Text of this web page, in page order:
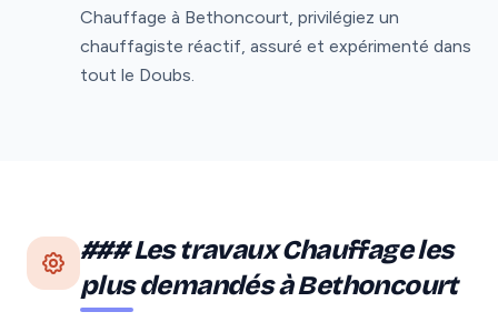
Chauffage à Bethoncourt, privilégiez un
chauffagiste réactif, assuré et expérimenté dans
tout le Doubs.
### Les travaux Chauffage les
plus demandés à Bethoncourt